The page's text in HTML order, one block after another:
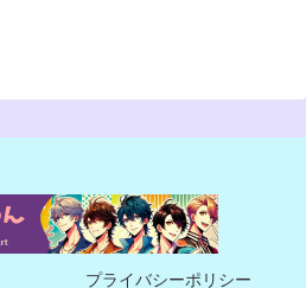
プライバシーポリシー